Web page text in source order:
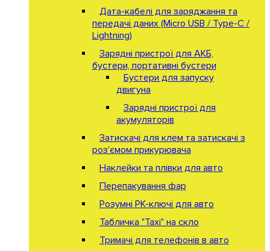
Дата-кабелі для заряджання та
передачі даних (Micro USB / Type-C /
Lightning)
Зарядні пристрої для АКБ,
бустери, портативні бустери
Бустери для запуску
двигуна
Зарядні пристрої для
акумуляторів
Затискачі для клем та затискачі з
роз'ємом прикурювача
Наклейки та плівки для авто
Перепакування фар
Розумні РК-ключі для авто
Табличка "Taxi" на скло
Тримачі для телефонів в авто